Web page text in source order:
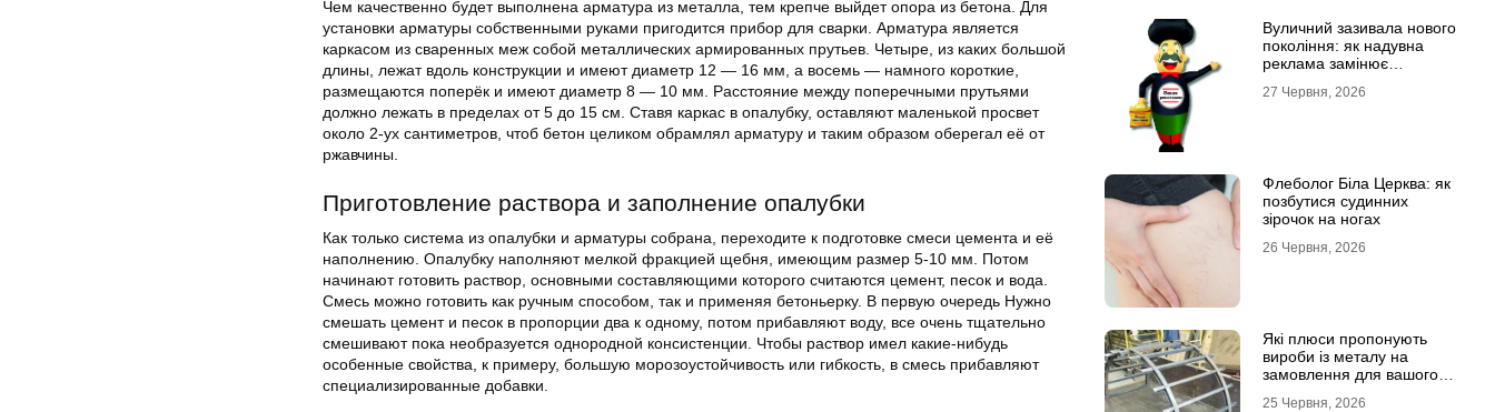
Чем качественно будет выполнена арматура из металла, тем крепче выйдет опора из бетона. Для
установки арматуры собственными руками пригодится прибор для сварки. Арматура является
каркасом из сваренных меж собой металлических армированных прутьев. Четыре, из каких большой
длины, лежат вдоль конструкции и имеют диаметр 12 — 16 мм, а восемь — намного короткие,
размещаются поперёк и имеют диаметр 8 — 10 мм. Расстояние между поперечными прутьями
должно лежать в пределах от 5 до 15 см. Ставя каркас в опалубку, оставляют маленькой просвет
около 2-ух сантиметров, чтоб бетон целиком обрамлял арматуру и таким образом оберегал её от
ржавчины.
Приготовление раствора и заполнение опалубки
Как только система из опалубки и арматуры собрана, переходите к подготовке смеси цемента и её
наполнению. Опалубку наполняют мелкой фракцией щебня, имеющим размер 5-10 мм. Потом
начинают готовить раствор, основными составляющими которого считаются цемент, песок и вода.
Смесь можно готовить как ручным способом, так и применяя бетоньерку. В первую очередь Нужно
смешать цемент и песок в пропорции два к одному, потом прибавляют воду, все очень тщательно
смешивают пока необразуется однородной консистенции. Чтобы раствор имел какие-нибудь
особенные свойства, к примеру, большую морозоустойчивость или гибкость, в смесь прибавляют
специализированные добавки.
Вуличний зазивала нового
покоління: як надувна
реклама замінює
витрати
27 Червня, 2026
Флеболог Біла Церква: як
позбутися судинних
зірочок на ногах
26 Червня, 2026
Які плюси пропонують
вироби із металу на
замовлення для вашого
25 Червня, 2026